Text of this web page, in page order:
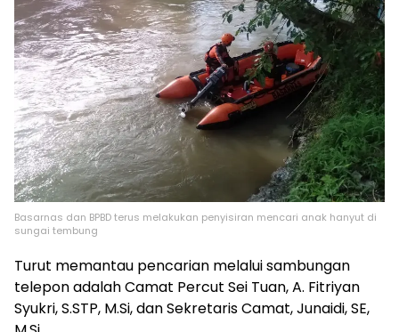
Basarnas dan BPBD terus melakukan penyisiran mencari anak hanyut di
sungai tembung
Turut memantau pencarian melalui sambungan
telepon adalah Camat Percut Sei Tuan, A. Fitriyan
Syukri, S.STP, M.Si, dan Sekretaris Camat, Junaidi, SE,